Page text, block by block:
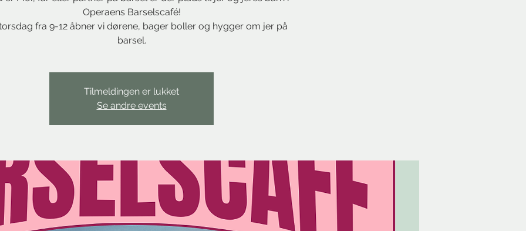
Operaens Barselscafé!
fra 9-12 åbner vi dørene, bager boller og hygger om jer på
barsel.
Tilmeldingen er lukket
Se andre events